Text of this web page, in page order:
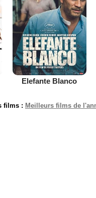
Elefante Blanco
films : Meilleurs films de